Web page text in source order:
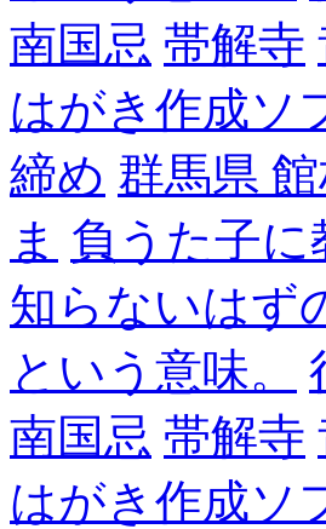
南国忌 帯解寺
はがき作成ソ
締め 群馬県
ま 負うた子
知らないはず
という意味。
南国忌 帯解寺
はがき作成ソ